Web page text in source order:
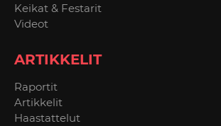
Keikat & Festarit
Videot
ARTIKKELIT
Raportit
Artikkelit
Haastattelut